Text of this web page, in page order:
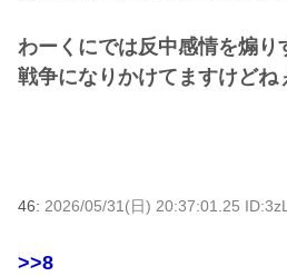
わーくにでは反中感情を煽り
戦争になりかけてますけどね
46: 2026/05/31(日) 20:37:01.25
>>8